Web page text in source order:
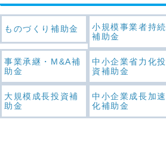
ものづくり補助金
小規模事業者持続
補助金
事業承継・M&A補
助金
中小企業省力化投
資補助金
大規模成長投資補
助金
中小企業成長加速
化補助金